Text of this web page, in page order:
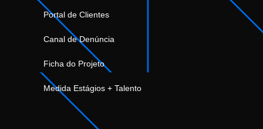
Portal de Clientes
Canal de Denúncia
Ficha do Projeto
Medida Estágios + Talento